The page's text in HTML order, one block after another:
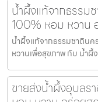
น้ำผึ้งแท้จากธรรม
100% หอม หวาน
น้ำผึ้งแท้จากธรรมชาตินค
หวานเพื่อสุขภาพ กับ น้ำผึ้
ขายส่งน้ำผึ้งอุบลร